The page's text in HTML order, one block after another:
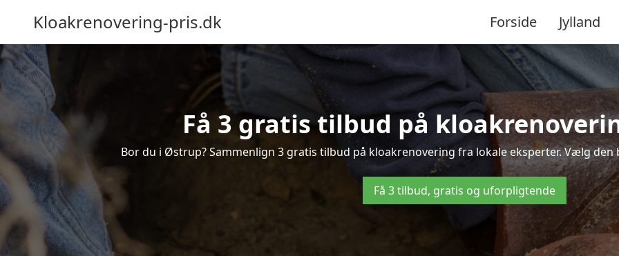
Kloakrenovering-pris.dk Forside Jylland
Få 3 gratis tilbud på
Bor du i Østrup? Sammenlign 3 gratis tilbud på kloakrenovering fra lokale eksperter. Vælg
Få 3 tilbud, gratis og uforpligtende